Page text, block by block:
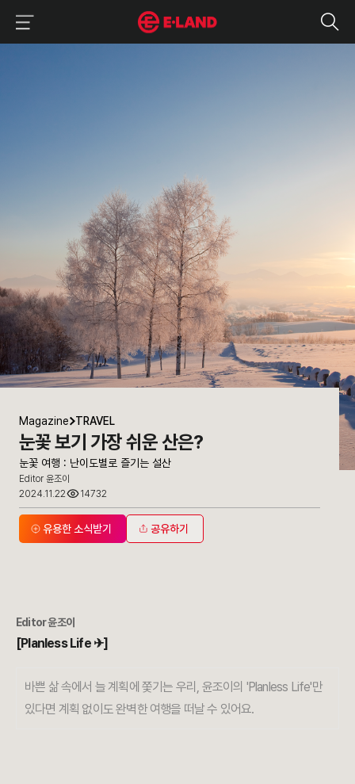
눈꽃 여행 : 난이도별로 즐기는 설산
매거진 상세보기
Magazine TRAVEL
눈꽃 보기 가장 쉬운 산은?
눈꽃 여행 : 난이도별로 즐기는 설산
Editor 윤조이
2024.11.22
14732
유용한 소식받기 공유하기
Editor 윤조이
[Planless Life ✈]
바쁜 삶 속에서 늘 계획에 쫓기는 우리, 윤조이의 'Planless Life'만
있다면 계획 없이도 완벽한 여행을 떠날 수 있어요.